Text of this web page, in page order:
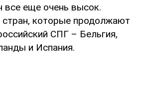
все еще очень высок.
которые продолжают
СПГ – Бельгия,
и Испания.